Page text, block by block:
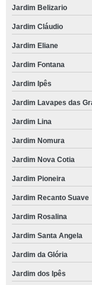
reserva de local para
onde tem local para
local para festas contato
reserva de local para
onde tem local para
local para festa de 15
reserva de local para
onde tem local para
local para eventos
local para eventos
local para festa de
Jardim Belizario
Jardim Cláudio
Jardim Eliane
Jardim Fontana
Jardim Ipês
Jardim Lavapes das
Jardim Lina
Jardim Nomura
Jardim Nova Cotia
Jardim Pioneira
Jardim Recanto Suave
Jardim Rosalina
Jardim Santa Angela
Jardim da Glória
Jardim dos Ipês